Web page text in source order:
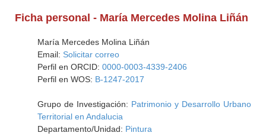
Ficha personal - María Mercedes Molina Liñán
María Mercedes Molina Liñán
Email: Solicitar correo
Perfil en ORCID: 0000-0003-4339-2406
Perfil en WOS: B-1247-2017
Grupo de Investigación: Patrimonio y Desarrollo Urbano
Territorial en Andalucia
Departamento/Unidad: Pintura